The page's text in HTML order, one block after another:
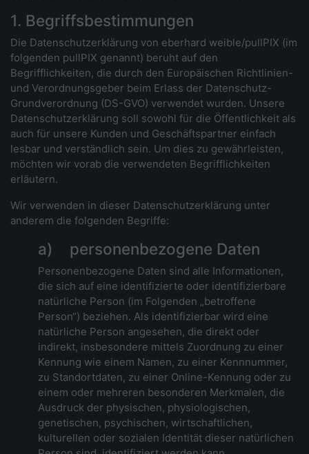
1. Begriffsbestimmungen
Die Datenschutzerklärung von eberhard weible/pullPIX (im
folgenden pullPIX genannt) beruht auf den
Begrifflichkeiten, die durch den Europäischen Richtlinien-
und Verordnungsgeber beim Erlass der Datenschutz-
Grundverordnung (DS-GVO) verwendet wurden. Unsere
Datenschutzerklärung soll sowohl für die Öffentlichkeit als
auch für unsere Kunden und Geschäftspartner einfach
lesbar und verständlich sein. Um dies zu gewährleisten,
möchten wir vorab die verwendeten Begrifflichkeiten
erläutern.
Wir verwenden in dieser Datenschutzerklärung unter
anderem die folgenden Begriffe:
a) personenbezogene Daten
Personenbezogene Daten sind alle Informationen,
die sich auf eine identifizierte oder identifizierbare
natürliche Person (im Folgenden „betroffene
Person“) beziehen. Als identifizierbar wird eine
natürliche Person angesehen, die direkt oder
indirekt, insbesondere mittels Zuordnung zu einer
Kennung wie einem Namen, zu einer Kennnummer,
zu Standortdaten, zu einer Online-Kennung oder zu
einem oder mehreren besonderen Merkmalen, die
Ausdruck der physischen, physiologischen,
genetischen, psychischen, wirtschaftlichen,
kulturellen oder sozialen Identität dieser natürlichen